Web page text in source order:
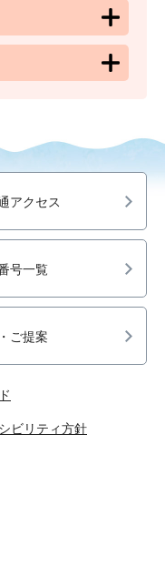
アクセス
号一覧
ご提案
ビリティ方針